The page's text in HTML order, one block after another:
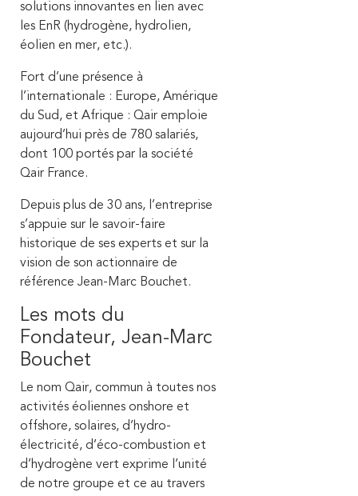
solutions innovantes en lien avec
les EnR (hydrogène, hydrolien,
éolien en mer, etc.).
Fort d’une présence à
l’internationale : Europe, Amérique
du Sud, et Afrique : Qair emploie
aujourd’hui près de 780 salariés,
dont 100 portés par la société
Qair France.
Depuis plus de 30 ans, l’entreprise
s’appuie sur le savoir-faire
historique de ses experts et sur la
vision de son actionnaire de
référence Jean-Marc Bouchet.
Les mots du
Fondateur, Jean-Marc
Bouchet
Le nom Qair, commun à toutes nos
activités éoliennes onshore et
offshore, solaires, d’hydro-
électricité, d’éco-combustion et
d’hydrogène vert exprime l’unité
de notre groupe et ce au travers